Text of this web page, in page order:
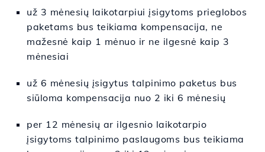
už 3 mėnesių laikotarpiui įsigytoms prieglobos
paketams bus teikiama kompensacija, ne
mažesnė kaip 1 mėnuo ir ne ilgesnė kaip 3
mėnesiai
už 6 mėnesių įsigytus talpinimo paketus bus
siūloma kompensacija nuo 2 iki 6 mėnesių
per 12 mėnesių ar ilgesnio laikotarpio
įsigytoms talpinimo paslaugoms bus teikiama